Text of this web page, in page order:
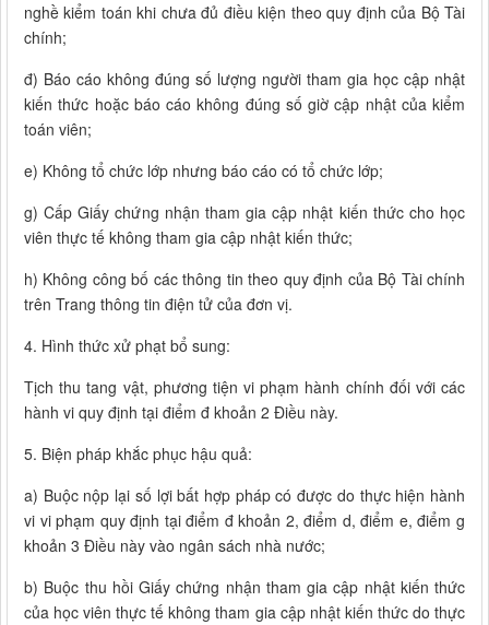
nghề kiểm toán khi chưa đủ điều kiện theo quy định của Bộ Tài
chính;
đ) Báo cáo không đúng số lượng người tham gia học cập nhật
kiến thức hoặc báo cáo không đúng số giờ cập nhật của kiểm
toán viên;
e) Không tổ chức lớp nhưng báo cáo có tổ chức lớp;
g) Cấp Giấy chứng nhận tham gia cập nhật kiến thức cho học
viên thực tế không tham gia cập nhật kiến thức;
h) Không công bố các thông tin theo quy định của Bộ Tài chính
trên Trang thông tin điện tử của đơn vị.
4. Hình thức xử phạt bổ sung:
Tịch thu tang vật, phương tiện vi phạm hành chính đối với các
hành vi quy định tại điểm đ khoản 2 Điều này.
5. Biện pháp khắc phục hậu quả:
a) Buộc nộp lại số lợi bất hợp pháp có được do thực hiện hành
vi vi phạm quy định tại điểm đ khoản 2, điểm d, điểm e, điểm g
khoản 3 Điều này vào ngân sách nhà nước;
b) Buộc thu hồi Giấy chứng nhận tham gia cập nhật kiến thức
của học viên thực tế không tham gia cập nhật kiến thức do thực